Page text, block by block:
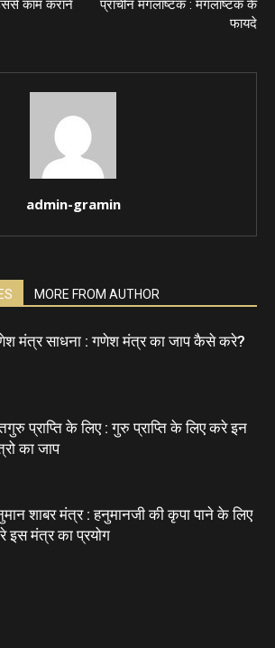
काम कराने
प्राचीन मंगलाष्टक : मंगलाष्टक के
फायदे
admin-gramin
MORE FROM AUTHOR
मंत्र साधना : गणेश मंत्र का जाप कैसे करे?
प्राप्ति के लिए : गुरु प्राप्ति के लिए करे इन
का जाप
शाबर मंत्र : हनुमानजी की कृपा पाने के लिए
इस मंत्र का प्रयोग